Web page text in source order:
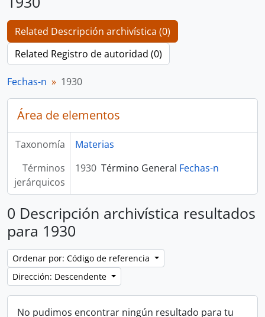
Related Descripción archivística (0)
Related Registro de autoridad (0)
Fechas-n 1930
Área de elementos
Taxonomía
Materias
Términos
jerárquicos
1930 Término General Fechas-n
0 Descripción archivística resultados
para 1930
Ordenar por: Código de referencia
Dirección: Descendente
No pudimos encontrar ningún resultado para tu